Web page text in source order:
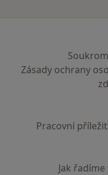
Zásady ochrany
Pracovní
Jak